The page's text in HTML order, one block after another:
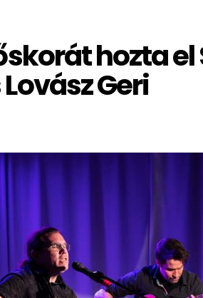
hozta el
Geri